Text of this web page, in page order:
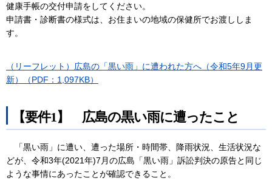
健康手帳の交付申請をしてください。
申請書・診断書の様式は、お住まいの地域の保健所でお渡ししま
す。
（リーフレット）広島の「黒い雨」に遭われた方へ（令和5年9月更
新）（PDF：1,097KB）
【要件1】 広島の黒い雨に遭ったこと
「黒い雨」に遭い、遭った場所・時間帯、降雨状況、生活状況な
どが、令和3年(2021年)7月の広島「黒い雨」訴訟判決の原告と同じ
ような事情にあったことが確認できること。